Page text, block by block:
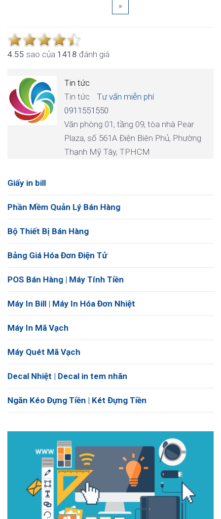
»
4.55 sao của 1418 đánh giá
Tin tức
Tin tức
Tư vấn miễn phí
0911551550
Văn phòng 01, tầng 09, tòa nhà Pear
Plaza, số 561A Điện Biên Phủ, Phường
Thạnh Mỹ Tây, TPHCM
Giấy in bill
Phần Mềm Quản Lý Bán Hàng
Bộ Thiết Bị Bán Hàng
Bảng Giá Hóa Đơn Điện Tử
POS Bán Hàng | Máy Tính Tiền
Máy In Bill | Máy In Hóa Đơn Nhiệt
Máy In Mã Vạch
Máy Quét Mã Vạch
Decal Nhiệt | Decal in tem nhãn
Ngăn Kéo Đựng Tiền | Két Đựng Tiền